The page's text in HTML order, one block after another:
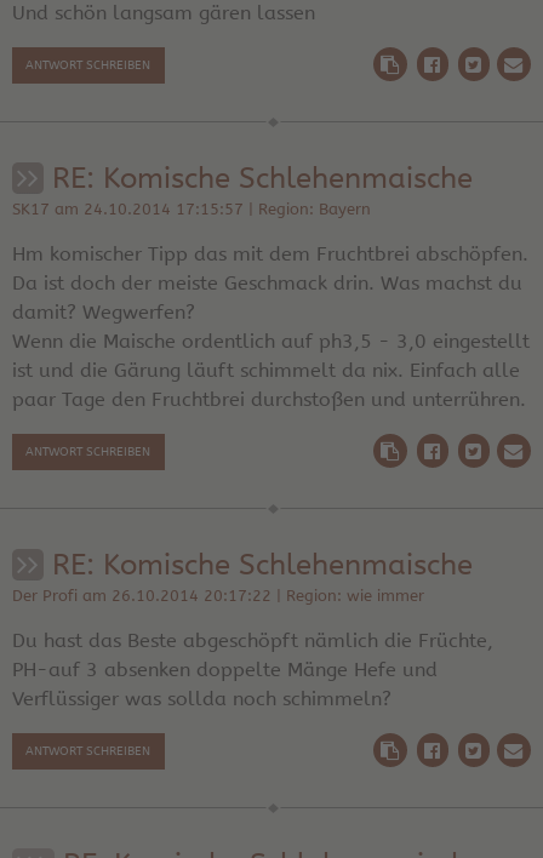
Und schön langsam gären lassen
ANTWORT SCHREIBEN
RE: Komische Schlehenmaische
SK17 am 24.10.2014 17:15:57 | Region: Bayern
Hm komischer Tipp das mit dem Fruchtbrei abschöpfen.
Da ist doch der meiste Geschmack drin. Was machst du
damit? Wegwerfen?
Wenn die Maische ordentlich auf ph3,5 - 3,0 eingestellt
ist und die Gärung läuft schimmelt da nix. Einfach alle
paar Tage den Fruchtbrei durchstoßen und unterrühren.
ANTWORT SCHREIBEN
RE: Komische Schlehenmaische
Der Profi am 26.10.2014 20:17:22 | Region: wie immer
Du hast das Beste abgeschöpft nämlich die Früchte,
PH-auf 3 absenken doppelte Mänge Hefe und
Verflüssiger was sollda noch schimmeln?
ANTWORT SCHREIBEN